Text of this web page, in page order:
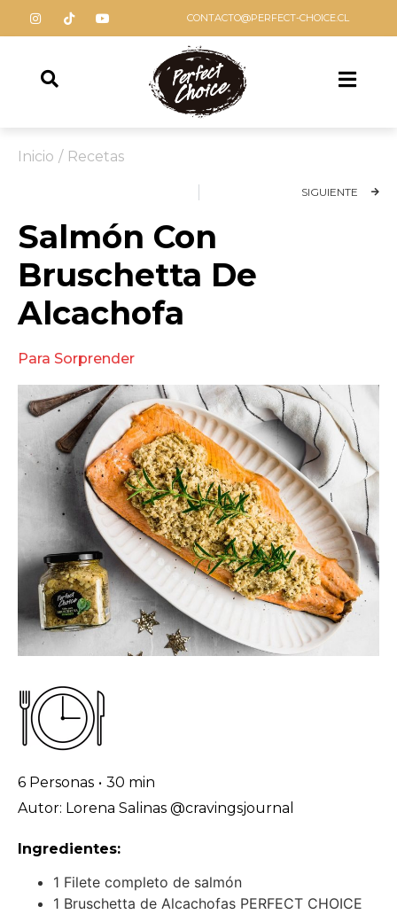
CONTACTO@PERFECT-CHOICE.CL
Inicio / Recetas
SIGUIENTE
Salmón Con
Bruschetta De
Alcachofa
Para Sorprender
6 Personas • 30 min
Autor: Lorena Salinas @cravingsjournal
Ingredientes:
1 Filete completo de salmón
1 Bruschetta de Alcachofas PERFECT CHOICE